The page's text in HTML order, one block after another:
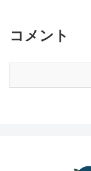
コメント